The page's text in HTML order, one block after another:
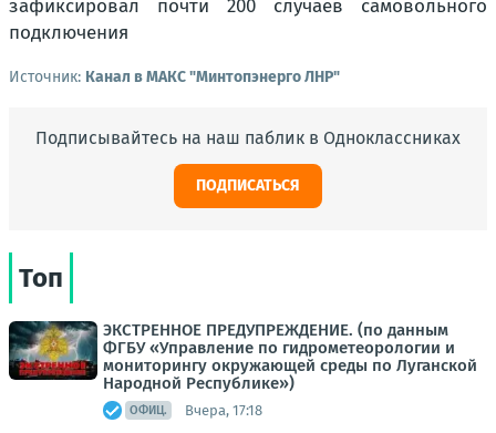
Источник: Канал в МАКС "Минтопэнерго ЛНР"
Подписывайтесь на наш паблик в Одноклассниках
ПОДПИСАТЬСЯ
Топ
ЭКСТРЕННОЕ ПРЕДУПРЕЖДЕНИЕ. (по данным
ФГБУ «Управление по гидрометеорологии и
мониторингу окружающей среды по Луганской
Народной Республике»)
ОФИЦ. Вчера, 17:18